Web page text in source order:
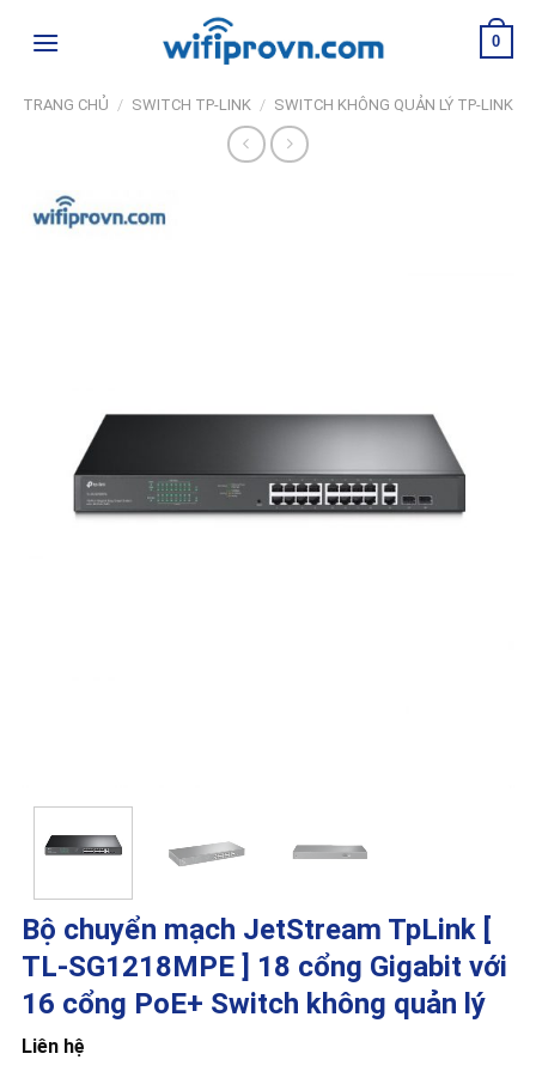
0
TRANG CHỦ / SWITCH TP-LINK / SWITCH KHÔNG QUẢN LÝ TP-LINK
Bộ chuyển mạch JetStream TpLink [
TL-SG1218MPE ] 18 cổng Gigabit với
16 cổng PoE+ Switch không quản lý
Liên hệ